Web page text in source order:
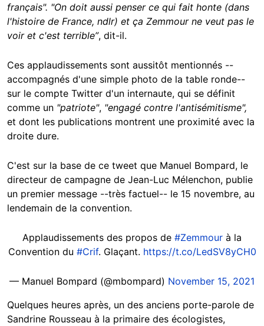
français". "On doit aussi penser ce qui fait honte (dans
l'histoire de France, ndlr) et ça Zemmour ne veut pas le
voir et c'est terrible”, dit-il.
Ces applaudissements sont aussitôt mentionnés --
accompagnés d'une simple photo de la table ronde--
sur le compte Twitter d'un internaute, qui se définit
comme un "patriote", "engagé contre l'antisémitisme",
et dont les publications montrent une proximité avec la
droite dure.
C'est sur la base de ce tweet que Manuel Bompard, le
directeur de campagne de Jean-Luc Mélenchon, publie
un premier message --très factuel-- le 15 novembre, au
lendemain de la convention.
Applaudissements des propos de #Zemmour à la
Convention du #Crif. Glaçant. https://t.co/LedSV8yCH0
— Manuel Bompard (@mbompard) November 15, 2021
Quelques heures après, un des anciens porte-parole de
Sandrine Rousseau à la primaire des écologistes,